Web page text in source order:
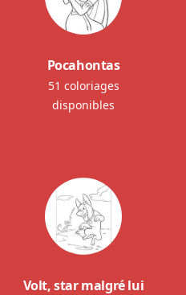
Pocahontas
51 coloriages
disponibles
Volt, star malgré lui